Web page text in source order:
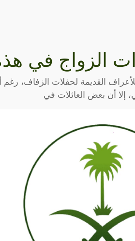
الزواج في
القديمة لحفلات الزفاف،
إلا أن بعض العائلات في